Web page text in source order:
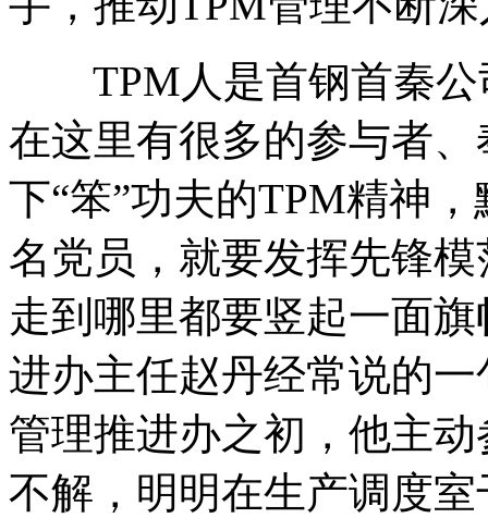
TPM人是首钢首秦公
在这里有很多的参与者
下“笨”功夫的TPM精神
名党员，就要发挥先锋
走到哪里都要竖起一面
进办主任赵丹经常说的
管理推进办之初，他主
不解，明明在生产调度